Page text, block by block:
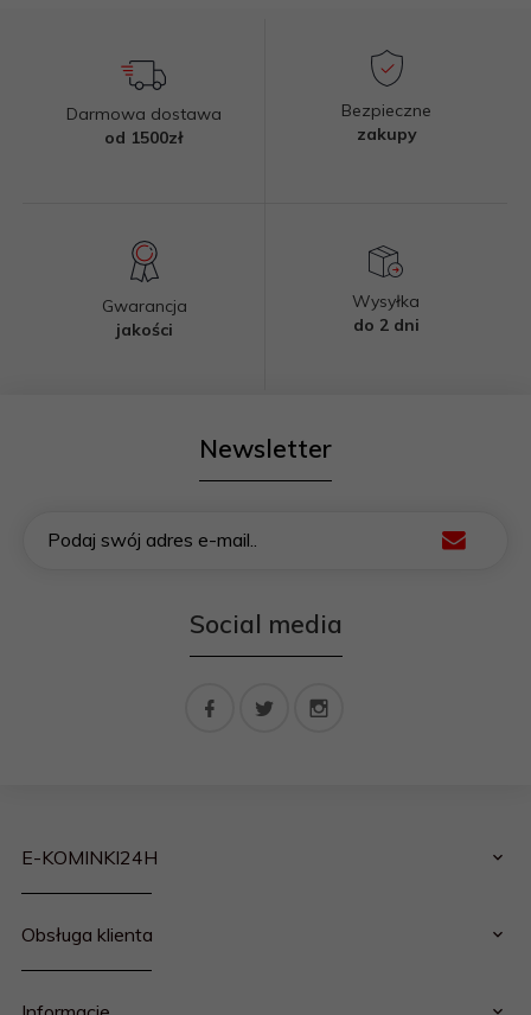
Darmowa dostawa
od 1500zł
Bezpieczne
zakupy
Gwarancja
jakości
Wysyłka
do 2 dni
Newsletter
Podaj swój adres e-mail..
Social media
Obsługa klienta
E-KOMINKI24H